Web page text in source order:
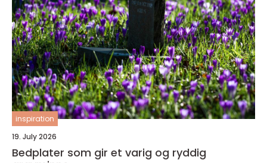
inspiration
19. July 2026
Bedplater som gir et varig og ryddig